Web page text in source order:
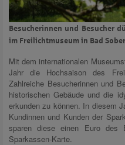
Besucherinnen und Besucher
im Freilichtmuseum in Bad
Mit dem internationalen
Jahr die Hochsaison des
Zahlreiche Besucherinnen und
historischen Gebäude und die
erkunden zu können. In diesem
Kundinnen und Kunden der
sparen diese einen Euro des
Sparkassen-Karte.